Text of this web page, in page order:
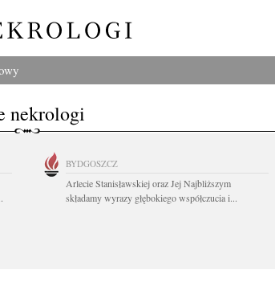
nekrologi
BYDGOSZCZ
Arlecie Stanisławskiej oraz Jej Najbliższym
składamy wyrazy głębokiego współczucia i...